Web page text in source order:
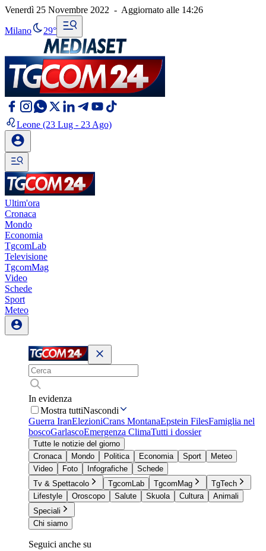
Venerdì 25 Novembre 2022 - Aggiornato alle 14:26
Milano 29°
Leone (23 Lug - 23 Ago)
Ultim'ora
Cronaca
Mondo
Economia
TgcomLab
Televisione
TgcomMag
Video
Schede
Sport
Meteo
In evidenza
Mostra tuttiNascondi
Guerra IranElezioniCrans MontanaEpstein FilesFamiglia nel
boscoGarlascoEmergenza ClimaTutti i dossier
Tutte le notizie del giorno
Cronaca
Mondo Politica Economia Sport
Meteo
Video
Foto Infografiche
Schede
Tv & Spettacolo
TgcomLab TgcomMag
TgTech
Lifestyle
Oroscopo Salute Skuola Cultura
Animali
Speciali
Chi siamo
Seguici anche su